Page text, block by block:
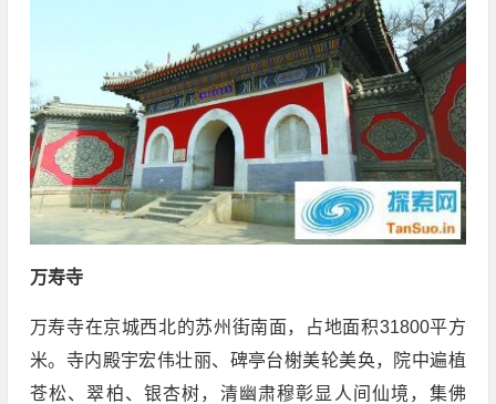
万寿寺
万寿寺在京城西北的苏州街南面，占地面积31800平方
米。寺内殿宇宏伟壮丽、碑亭台榭美轮美奂，院中遍植
苍松、翠柏、银杏树，清幽肃穆彰显人间仙境，集佛